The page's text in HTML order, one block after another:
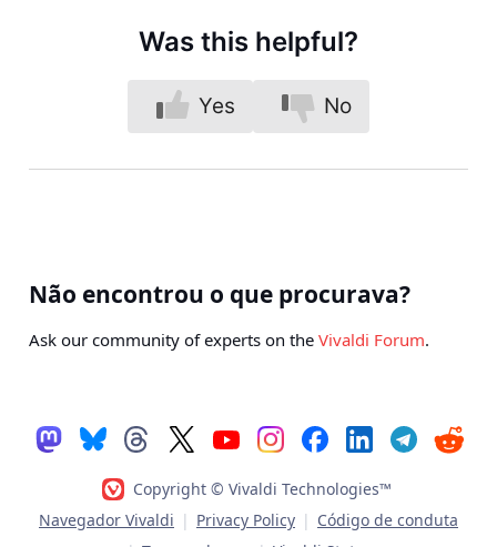
Was this helpful?
Yes No
Não encontrou o que procurava?
Ask our community of experts on the Vivaldi Forum.
Copyright © Vivaldi Technologies™
Navegador Vivaldi | Privacy Policy | Código de conduta